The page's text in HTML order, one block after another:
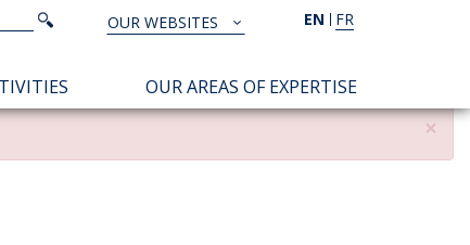
EN FR
TOUS
NOS
SITES
OUR WEBSITES
Search
Search
OUR AREAS OF EXPERTISE
×